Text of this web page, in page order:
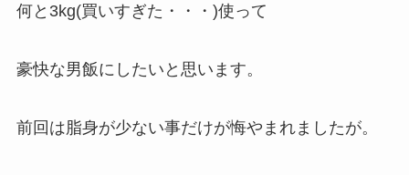
何と3kg(買いすぎた・・・)使って
豪快な男飯にしたいと思います。
前回は脂身が少ない事だけが悔やまれましたが。